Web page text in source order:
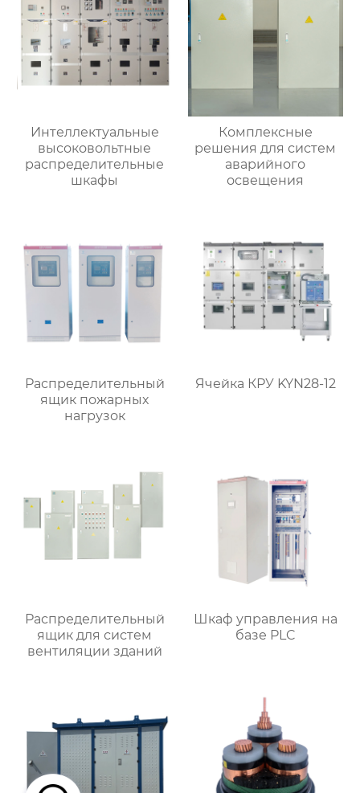
Интеллектуальные
высоковольтные
распределительные
шкафы
Комплексные
решения для систем
аварийного
освещения
Распределительный
ящик пожарных
нагрузок
Ячейка КРУ KYN28-12
Распределительный
ящик для систем
вентиляции зданий
Шкаф управления на
базе PLC